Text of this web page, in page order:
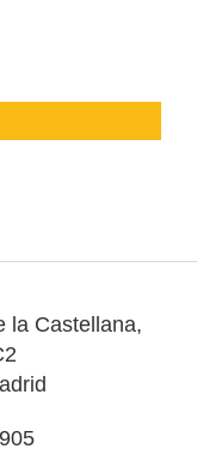
la Castellana,